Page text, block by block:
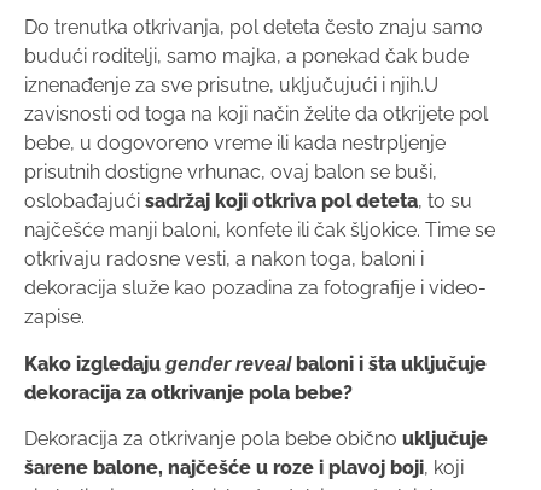
Do trenutka otkrivanja, pol deteta često znaju samo
budući roditelji, samo majka, a ponekad čak bude
iznenađenje za sve prisutne, uključujući i njih.U
zavisnosti od toga na koji način želite da otkrijete pol
bebe, u dogovoreno vreme ili kada nestrpljenje
prisutnih dostigne vrhunac, ovaj balon se buši,
oslobađajući sadržaj koji otkriva pol deteta, to su
najčešće manji baloni, konfete ili čak šljokice. Time se
otkrivaju radosne vesti, a nakon toga, baloni i
dekoracija služe kao pozadina za fotografije i video-
zapise.
Kako izgledaju gender revealbaloni i šta uključuje
dekoracija za otkrivanje pola bebe?
Dekoracija za otkrivanje pola bebe obično uključuje
šarene balone, najčešće u roze i plavoj boji, koji